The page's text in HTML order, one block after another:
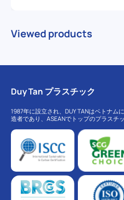
Viewed products
Duy Tan プラスチック
1987年に設立され、DUY TANはベトナム
造者であり、ASEANでトップのプラスチ